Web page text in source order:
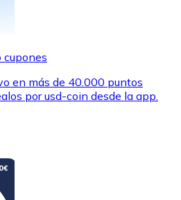
cupones
en más de 40.000 puntos
por usd-coin desde la app.